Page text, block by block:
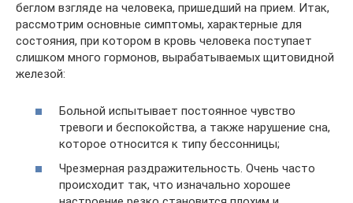
беглом взгляде на человека, пришедший на прием. Итак,
рассмотрим основные симптомы, характерные для
состояния, при котором в кровь человека поступает
слишком много гормонов, вырабатываемых щитовидной
железой:
Больной испытывает постоянное чувство
тревоги и беспокойства, а также нарушение сна,
которое относится к типу бессонницы;
Чрезмерная раздражительность. Очень часто
происходит так, что изначально хорошее